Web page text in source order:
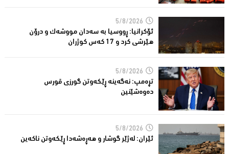
5/8/2026
ئۆكرانیا: ڕووسیا به‌ سه‌دان مووشه‌ك و درۆن
هێرشی كرد و 17 كه‌س كوژران
5/8/2026
تڕه‌مپ: نه‌گه‌ینه‌ ڕێكه‌وتن گورزی قورس
ده‌وه‌شێنین
5/8/2026
ئێران: له‌ژێر گوشار و هەڕەشەدا ڕێکەوتن ناکەین